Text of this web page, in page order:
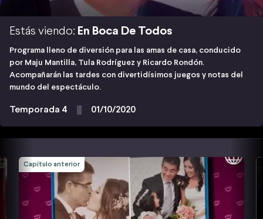
Estás viendo: En Boca De Todos
Programa lleno de diversión para las amas de casa, conducido
por Maju Mantilla, Tula Rodríguez y Ricardo Rondón.
Acompañarán las tardes con divertidísimos juegos y notas del
mundo del espectáculo.
Temporada 4 01/10/2020
Capítulo anterior